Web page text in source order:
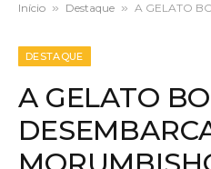
Início » Destaque » A GELATO BORELLI DESEMBARCA NO
DESTAQUE
A GELATO